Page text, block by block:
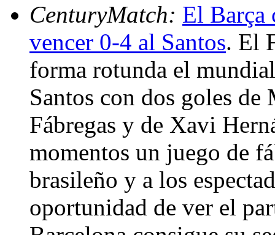
CenturyMatch: El Barça
vencer 0-4 al Santos. El
forma rotunda el
Santos con dos goles de
Fábregas y de Xavi
momentos un juego de
brasileño y a los
oportunidad de ver el